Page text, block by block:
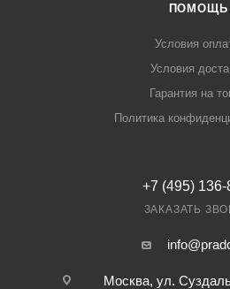
ПОМОЩЬ
Условия
Условия
Гарантия на
Политика
+7 (495) 136-
ЗАКАЗАТЬ
Москва, ул.